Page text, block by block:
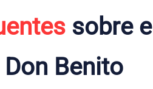
sobre el
Benito